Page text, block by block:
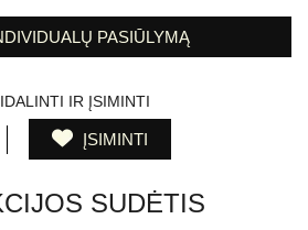
PASIŪLYMĄ
IR ĮSIMINTI
ĮSIMINTI
SUDĖTIS